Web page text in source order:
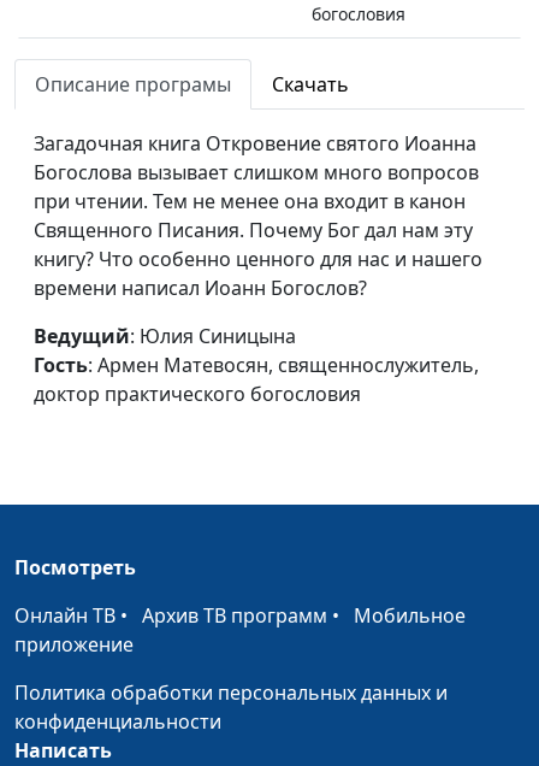
богословия
Суд Божий
Армен Матевосян,
доктор практического
богословия
Когда наступит последнее
время?
Юлия Синицына,
Армен Матевосян,
священнослужитель,
Как понять книгу
Юлия Синицына,
богословия
Наставление близких людей
священнослужитель,
Правила верующего
человека
Описание програмы Скачать
Загадочная книга Откровение святого Иоанна
Богослова вызывает слишком много вопросов
при чтении. Тем не менее она входит в канон
Священного Писания. Почему Бог дал нам эту
книгу? Что особенно ценного для нас и нашего
времени написал Иоанн Богослов?
Ведущий: Юлия Синицына
Гость: Армен Матевосян, священнослужитель,
доктор практического богословия
Посмотреть
Онлайн ТВ • Архив ТВ программ • Мобильное
приложение
Политика обработки персональных данных и
конфиденциальности
Написать